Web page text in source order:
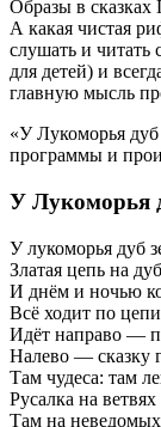
Образы в сказках
А какая чистая
слушать и читать
для детей) и
главную мысль
«У Лукоморья
программы и
У Лукоморья
У лукоморья дуб
Златая цепь на
И днём и ночью
Всё ходит по
Идёт направо —
Налево — сказку
Там чудеса: там
Русалка на
Там на